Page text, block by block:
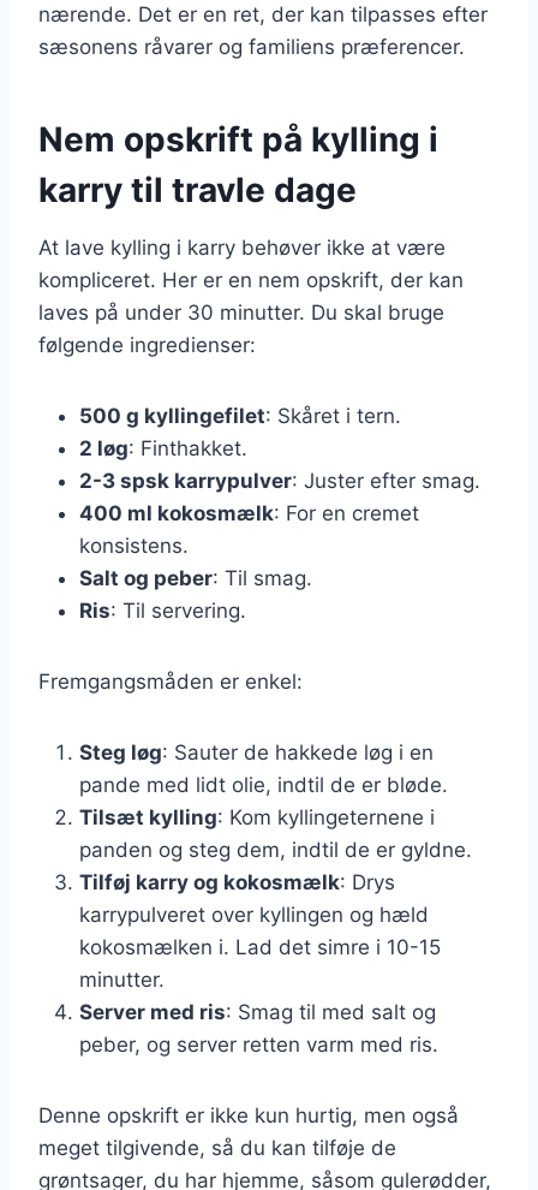
nærende. Det er en ret, der kan tilpasses efter
sæsonens råvarer og familiens præferencer.
Nem opskrift på kylling i
karry til travle dage
At lave kylling i karry behøver ikke at være
kompliceret. Her er en nem opskrift, der kan
laves på under 30 minutter. Du skal bruge
følgende ingredienser:
500 g kyllingefilet: Skåret i tern.
2 løg: Finthakket.
2-3 spsk karrypulver: Juster efter smag.
400 ml kokosmælk: For en cremet
konsistens.
Salt og peber: Til smag.
Ris: Til servering.
Fremgangsmåden er enkel:
Steg løg: Sauter de hakkede løg i en
pande med lidt olie, indtil de er bløde.
Tilsæt kylling: Kom kyllingeternene i
panden og steg dem, indtil de er gyldne.
Tilføj karry og kokosmælk: Drys
karrypulveret over kyllingen og hæld
kokosmælken i. Lad det simre i 10-15
minutter.
Server med ris: Smag til med salt og
peber, og server retten varm med ris.
Denne opskrift er ikke kun hurtig, men også
meget tilgivende, så du kan tilføje de
grøntsager, du har hjemme, såsom gulerødder,